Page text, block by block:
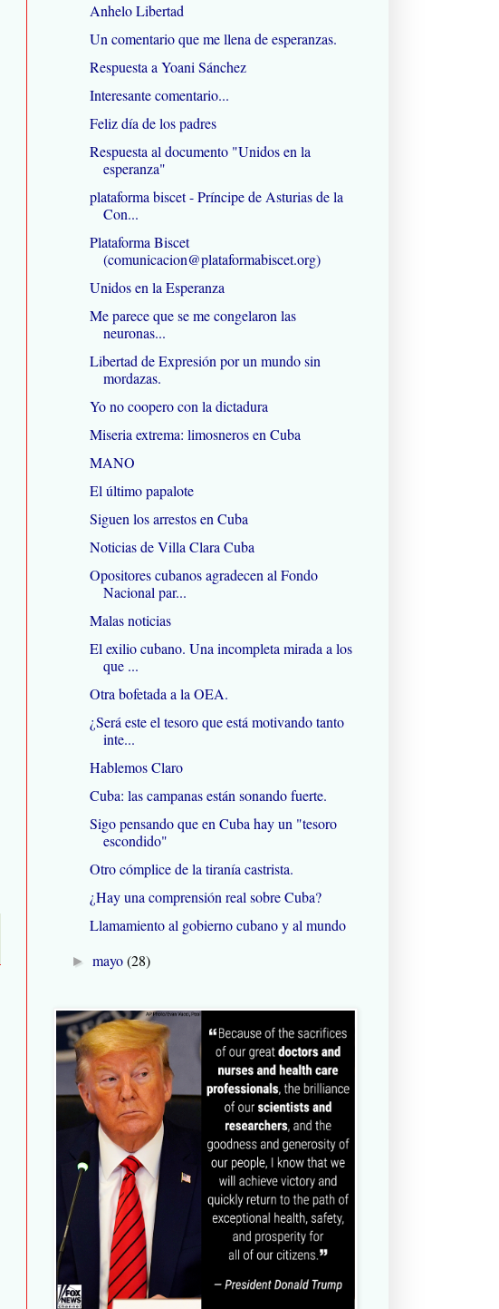
Anhelo Libertad
Un comentario que me llena de esperanzas.
Respuesta a Yoani Sánchez
Interesante comentario...
Feliz día de los padres
Respuesta al documento "Unidos en la
esperanza"
plataforma biscet - Príncipe de Asturias de la
Con...
Plataforma Biscet
(comunicacion@plataformabiscet.org)
Unidos en la Esperanza
Me parece que se me congelaron las
neuronas...
Libertad de Expresión por un mundo sin
mordazas.
Yo no coopero con la dictadura
Miseria extrema: limosneros en Cuba
MANO
El último papalote
Siguen los arrestos en Cuba
Noticias de Villa Clara Cuba
Opositores cubanos agradecen al Fondo
Nacional par...
Malas noticias
El exilio cubano. Una incompleta mirada a los
que ...
Otra bofetada a la OEA.
¿Será este el tesoro que está motivando tanto
inte...
Hablemos Claro
Cuba: las campanas están sonando fuerte.
Sigo pensando que en Cuba hay un "tesoro
escondido"
Otro cómplice de la tiranía castrista.
¿Hay una comprensión real sobre Cuba?
Llamamiento al gobierno cubano y al mundo
►mayo(28)